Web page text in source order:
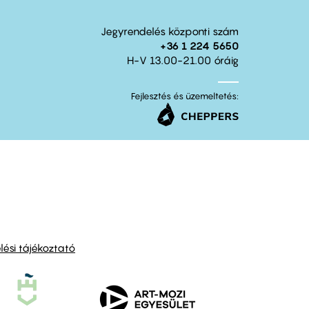
Jegyrendelés központi szám
+36 1 224 5650
H-V 13.00-21.00 óráig
Fejlesztés és üzemeltetés:
tájékoztató